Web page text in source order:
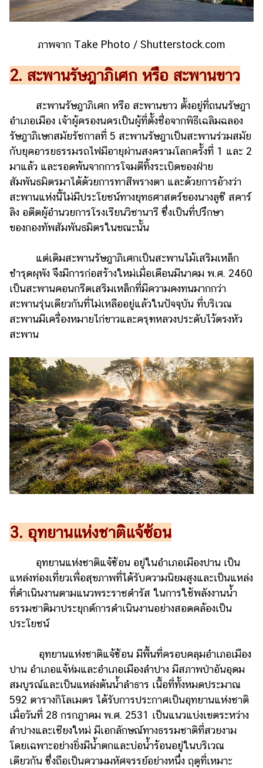
ภาพจาก Take Photo / Shutterstock.com
2. สะพานรัษฎาภิเศก หรือ สะพานขาว
สะพานรัษฎาภิเศก หรือ สะพานขาว ตั้งอยู่ที่ถนนรัษฎา
อำเภอเมือง เจ้าผู้ครองนครเป็นผู้ที่ตั้งชื่อจากพิธีเฉลิมฉลอง
รัษฎาภิเษกสมัยรัชกาลที่ 5 สะพานรัษฎาเป็นสะพานร่วมสมัย
กับยุคอารยธรรมรถไฟมีอายุผ่านสงครามโลกครั้งที่ 1 และ 2
มาแล้ว และรอดพ้นจากการโจมตีทิ้งระเบิดของฝ่าย
สัมพันธมิตรมาได้ด้วยการทาสีพรางตา และด้วยการอ้างว่า
สะพานแห่งนี้ไม่มีประโยชน์ทางยุทธศาสตร์ของนางลูซี สคาร์
ลิง อดีตผู้อำนวยการโรงเรียนวิชานารี ซึ่งเป็นที่ปรึกษา
ของกองทัพสัมพันธมิตรในขณะนั้น
แต่เดิมสะพานรัษฎาภิเศกเป็นสะพานไม้เสริมเหล็ก
ชำรุดผุพัง จึงมีการก่อสร้างใหม่เมื่อเดือนมีนาคม พ.ศ. 2460
เป็นสะพานคอนกรีตเสริมเหล็กที่มีความคงทนมากกว่า
สะพานรุ่นเดียวกันที่ไม่เหลืออยู่แล้วในปัจจุบัน ที่บริเวณ
สะพานมีเครื่องหมายไก่ขาวและครุฑหลวงประดับไว้ตรงหัว
สะพาน
3. อุทยานแห่งชาติแจ้ซ้อน
อุทยานแห่งชาติแจ้ซ้อน อยู่ในอำเภอเมืองปาน เป็น
แหล่งท่องเที่ยวเพื่อสุขภาพที่ได้รับความนิยมสูงและเป็นแหล่ง
ที่ดำเนินงานตามแนวพระราชดำรัส ในการใช้พลังงานน้ำ
ธรรมชาติมาประยุกต์การดำเนินงานอย่างสอดคล้องเป็น
ประโยชน์
อุทยานแห่งชาติแจ้ซ้อน มีพื้นที่ครอบคลุมอำเภอเมือง
ปาน อำเภอแจ้ห่มและอำเภอเมืองลำปาง มีสภาพป่าอันอุดม
สมบูรณ์และเป็นแหล่งต้นน้ำลำธาร เนื้อที่ทั้งหมดประมาณ
592 ตารางกิโลเมตร ได้รับการประกาศเป็นอุทยานแห่งชาติ
เมื่อวันที่ 28 กรกฎาคม พ.ศ. 2531 เป็นแนวแบ่งเขตระหว่าง
ลำปางและเชียงใหม่ มีเอกลักษณ์ทางธรรมชาติที่สวยงาม
โดยเฉพาะอย่างยิ่งมีน้ำตกและบ่อน้ำร้อนอยู่ในบริเวณ
เดียวกัน ซึ่งถือเป็นความมหัศจรรย์อย่างหนึ่ง ฤดูที่เหมาะ